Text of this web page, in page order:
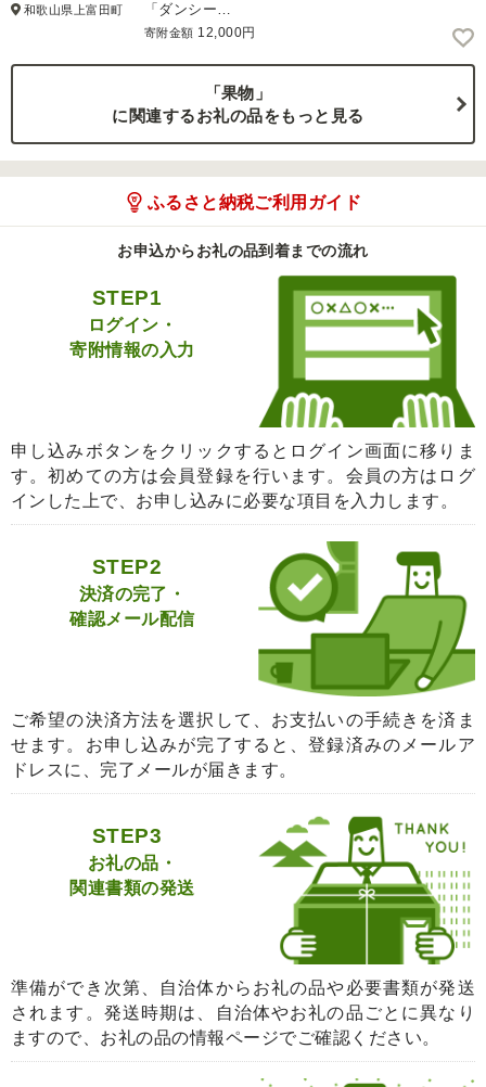
和歌山県上富田町
「ダンシー…
寄附金額 12,000円
「果物」
に関連するお礼の品をもっと見る
ふるさと納税ご利用ガイド
お申込からお礼の品到着までの流れ
STEP1
ログイン・
寄附情報の入力
申し込みボタンをクリックするとログイン画面に移りま
す。初めての方は会員登録を行います。会員の方はログ
インした上で、お申し込みに必要な項目を入力します。
STEP2
決済の完了・
確認メール配信
ご希望の決済方法を選択して、お支払いの手続きを済ま
せます。お申し込みが完了すると、登録済みのメールア
ドレスに、完了メールが届きます。
STEP3
お礼の品・
関連書類の発送
準備ができ次第、自治体からお礼の品や必要書類が発送
されます。発送時期は、自治体やお礼の品ごとに異なり
ますので、お礼の品の情報ページでご確認ください。